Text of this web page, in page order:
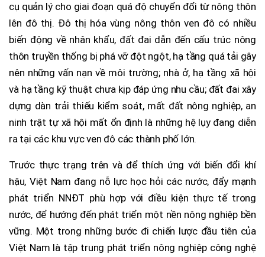
cụ quản lý cho giai đoạn quá độ chuyển đổi từ nông thôn
lên đô thị. Đô thị hóa vùng nông thôn ven đô có nhiều
biến động về nhân khẩu, đất đai dẫn đến cấu trúc nông
thôn truyền thống bị phá vỡ đột ngột, hạ tầng quá tải gây
nên những vấn nạn về môi trường; nhà ở, hạ tầng xã hội
và hạ tầng kỹ thuật chưa kịp đáp ứng nhu cầu; đất đai xây
dựng dàn trải thiếu kiểm soát, mất đất nông nghiệp, an
ninh trật tự xã hội mất ổn định là những hệ lụy đang diễn
ra tại các khu vực ven đô các thành phố lớn.
Trước thực trạng trên và để thích ứng với biến đổi khí
hậu, Việt Nam đang nỗ lực học hỏi các nước, đẩy mạnh
phát triển NNĐT phù hợp với điều kiện thực tế trong
nước, để hướng đến phát triển một nền nông nghiệp bền
vững. Một trong những bước đi chiến lược đầu tiên của
Việt Nam là tập trung phát triển nông nghiệp công nghệ